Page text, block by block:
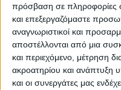
πρόσβαση σε πληροφορίες
και επεξεργαζόμαστε
αναγνωριστικοί και
αποστέλλονται από μια
και περιεχόμενο, μέτρηση
ακροατηρίου και ανάπτυξη
και οι συνεργάτες μας
“Αεί ο Θεός
το κύκλου
παρήγαγεν
φευ,ουδέποτε
(Ν.